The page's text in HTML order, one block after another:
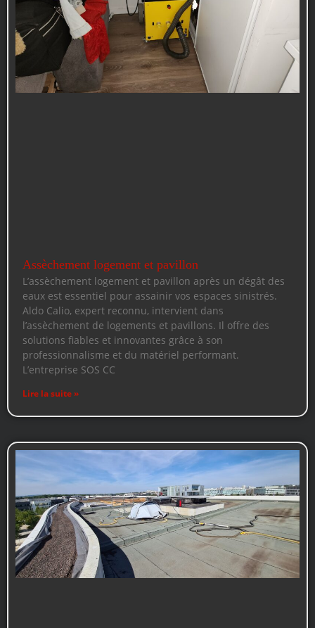
Assèchement logement et pavillon
L’assèchement logement et pavillon après un dégât des
eaux est essentiel pour assainir vos espaces sinistrés.
Aldo Calio, expert reconnu, intervient dans
l’assèchement de logements et pavillons. Il offre des
solutions fiables et innovantes grâce à son
professionnalisme et du matériel performant.
L’entreprise SOS CC
Lire la suite »